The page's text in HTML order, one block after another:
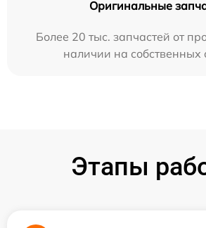
Оригинальные
Более 20 тыс. запчастей от
наличии на собственных
Этапы